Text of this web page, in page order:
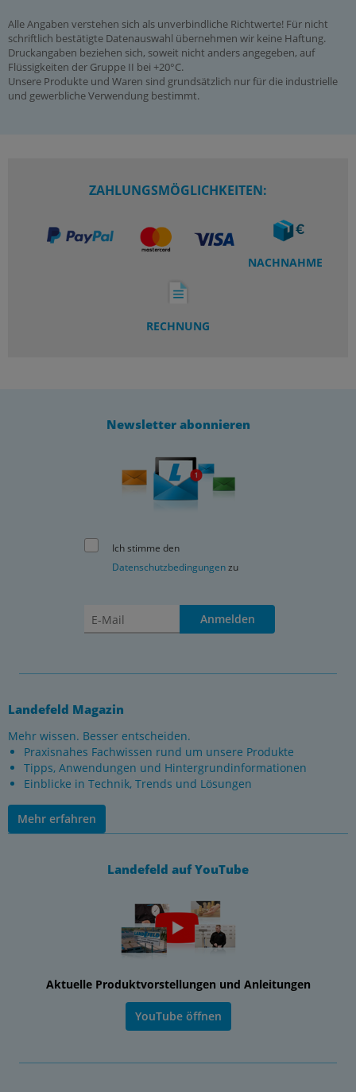
Alle Angaben verstehen sich als unverbindliche Richtwerte! Für nicht
schriftlich bestätigte Datenauswahl übernehmen wir keine Haftung.
Druckangaben beziehen sich, soweit nicht anders angegeben, auf
Flüssigkeiten der Gruppe II bei +20°C.
Unsere Produkte und Waren sind grundsätzlich nur für die industrielle
und gewerbliche Verwendung bestimmt.
ZAHLUNGSMÖGLICHKEITEN:
NACHNAHME
RECHNUNG
Newsletter abonnieren
Ich stimme den
Datenschutzbedingungenzu
Anmelden
Landefeld Magazin
Mehr wissen. Besser entscheiden.
Praxisnahes Fachwissen rund um unsere Produkte
Tipps, Anwendungen und Hintergrundinformationen
Einblicke in Technik, Trends und Lösungen
Mehr erfahren
Landefeld auf YouTube
Aktuelle Produktvorstellungen und Anleitungen
YouTube öffnen